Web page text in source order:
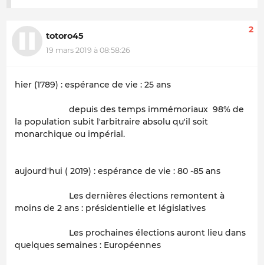
totoro45
19 mars 2019 à 08:58:26
2
hier (1789) : espérance de vie : 25 ans
depuis des temps immémoriaux 98% de
la population subit l'arbitraire absolu qu'il soit
monarchique ou impérial.
aujourd'hui ( 2019) : espérance de vie : 80 -85 ans
Les dernières élections remontent à
moins de 2 ans : présidentielle et législatives
Les prochaines élections auront lieu dans
quelques semaines : Européennes